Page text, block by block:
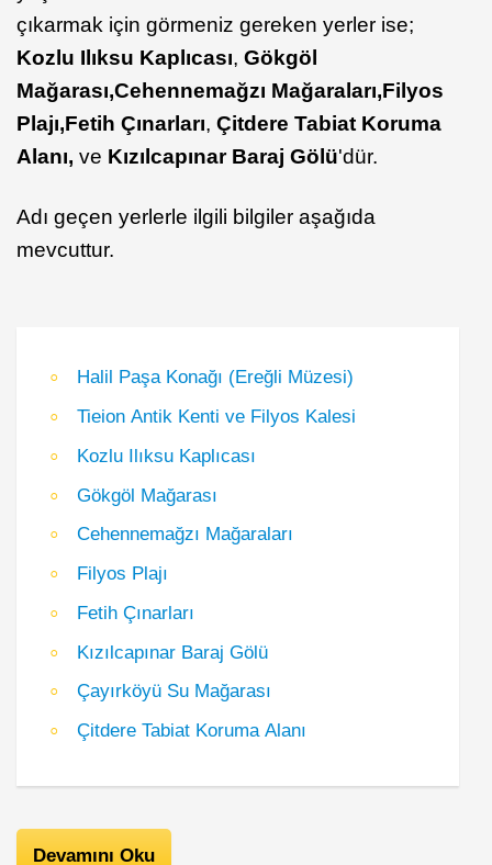
çıkarmak için görmeniz gereken yerler ise;
Kozlu Ilıksu Kaplıcası, Gökgöl
Mağarası,Cehennemağzı Mağaraları,Filyos
Plajı,Fetih Çınarları, Çitdere Tabiat Koruma
Alanı, ve Kızılcapınar Baraj Gölü'dür.
Adı geçen yerlerle ilgili bilgiler aşağıda
mevcuttur.
Halil Paşa Konağı (Ereğli Müzesi)
Tieion Antik Kenti ve Filyos Kalesi
Kozlu Ilıksu Kaplıcası
Gökgöl Mağarası
Cehennemağzı Mağaraları
Filyos Plajı
Fetih Çınarları
Kızılcapınar Baraj Gölü
Çayırköyü Su Mağarası
Çitdere Tabiat Koruma Alanı
Devamını Oku